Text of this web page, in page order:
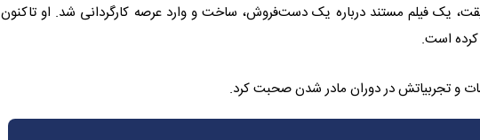
نام حقیقت، یک فیلم مستند درباره یک دست‌فروش، ساخت و وارد عرصه کارگردانی شد. او تاکنون
کرده است.
و تجربیاتش در دوران مادر شدن صحبت کرد.